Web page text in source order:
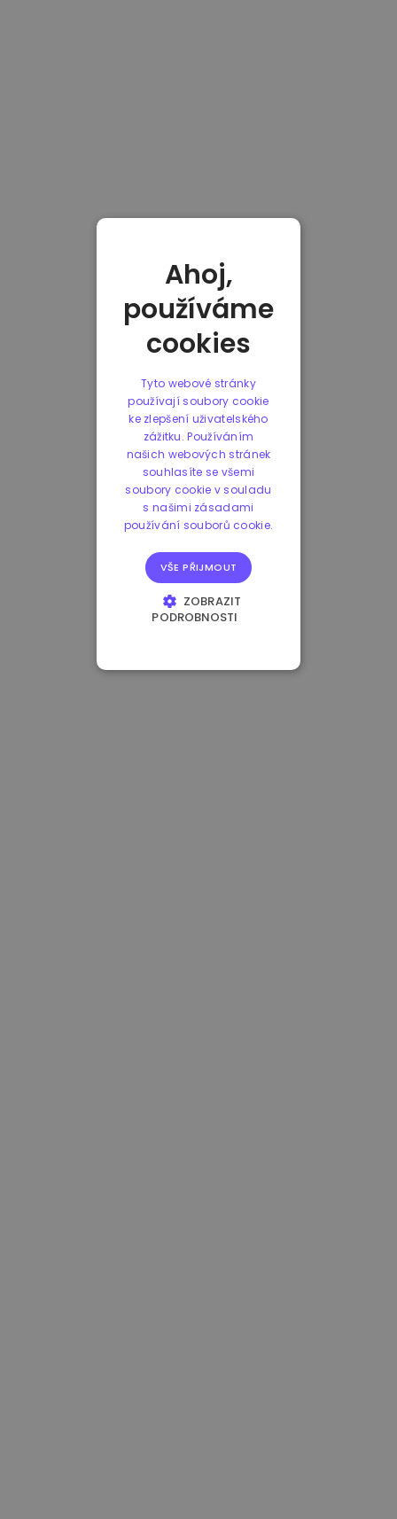
Ahoj,
používáme
cookies
Tyto webové stránky
používají soubory cookie
ke zlepšení uživatelského
zážitku. Používáním
našich webových stránek
souhlasíte se všemi
soubory cookie v souladu
s našimi zásadami
používání souborů cookie.
VŠE PŘIJMOUT
ZOBRAZIT
PODROBNOSTI